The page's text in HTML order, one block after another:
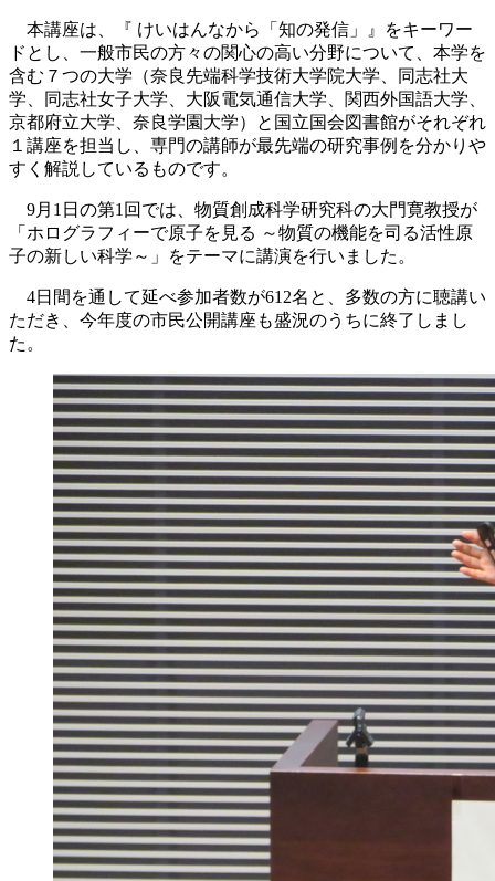
本講座は、『 けいはんなから「知の発信」』をキーワー
ドとし、一般市民の方々の関心の高い分野について、本学を
含む７つの大学（奈良先端科学技術大学院大学、同志社大
学、同志社女子大学、大阪電気通信大学、関西外国語大学、
京都府立大学、奈良学園大学）と国立国会図書館がそれぞれ
１講座を担当し、専門の講師が最先端の研究事例を分かりや
すく解説しているものです。
9月1日の第1回では、物質創成科学研究科の大門寛教授が
「ホログラフィーで原子を見る ～物質の機能を司る活性原
子の新しい科学～」をテーマに講演を行いました。
4日間を通して延べ参加者数が612名と、多数の方に聴講い
ただき、今年度の市民公開講座も盛況のうちに終了しまし
た。